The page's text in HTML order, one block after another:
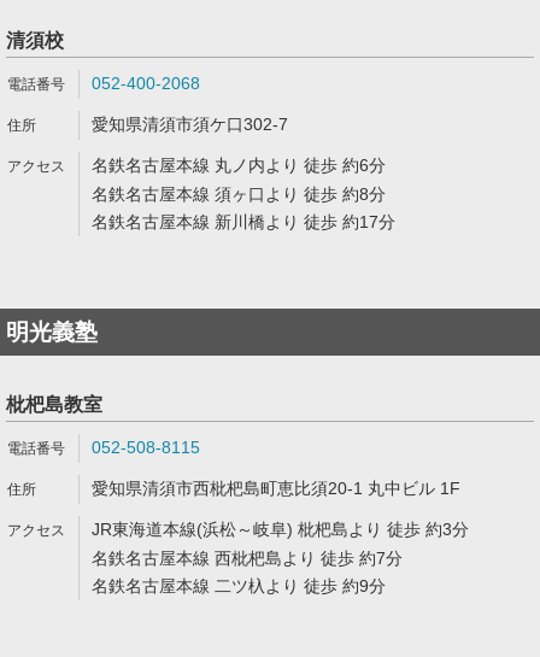
清須校
052-400-2068
愛知県清須市須ケ口302-7
名鉄名古屋本線 丸ノ内より 徒歩 約6分
名鉄名古屋本線 須ヶ口より 徒歩 約8分
名鉄名古屋本線 新川橋より 徒歩 約17分
明光義塾
枇杷島教室
052-508-8115
愛知県清須市西枇杷島町恵比須20-1 丸中ビル 1F
JR東海道本線(浜松～岐阜) 枇杷島より 徒歩 約3分
名鉄名古屋本線 西枇杷島より 徒歩 約7分
名鉄名古屋本線 二ツ杁より 徒歩 約9分